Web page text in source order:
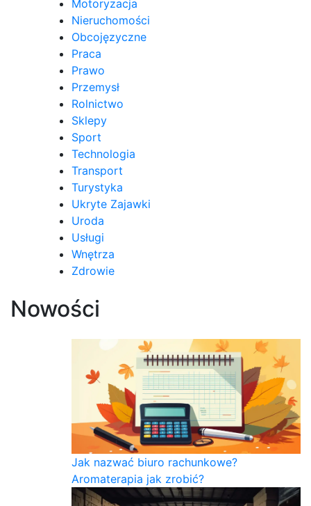
Motoryzacja
Nieruchomości
Obcojęzyczne
Praca
Prawo
Przemysł
Rolnictwo
Sklepy
Sport
Technologia
Transport
Turystyka
Ukryte Zajawki
Uroda
Usługi
Wnętrza
Zdrowie
Nowości
Jak nazwać biuro rachunkowe?
Aromaterapia jak zrobić?